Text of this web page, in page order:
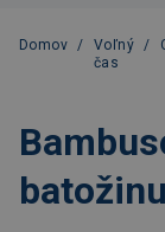
Domov /
Voľný
čas
/